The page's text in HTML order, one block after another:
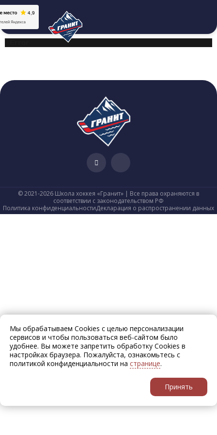
© 2021-2026 Школа хоккея «Гранит» | Все права охраняются в
соответствии с законодательством РФ
Политика конфиденциальностиДекларация о распространении данных
Мы обрабатываем Cookies с целью персонализации
сервисов и чтобы пользоваться веб-сайтом было
удобнее. Вы можете запретить обработку Cookies в
настройках браузера. Пожалуйста, ознакомьтесь с
политикой конфиденциальности на странице.
Принять